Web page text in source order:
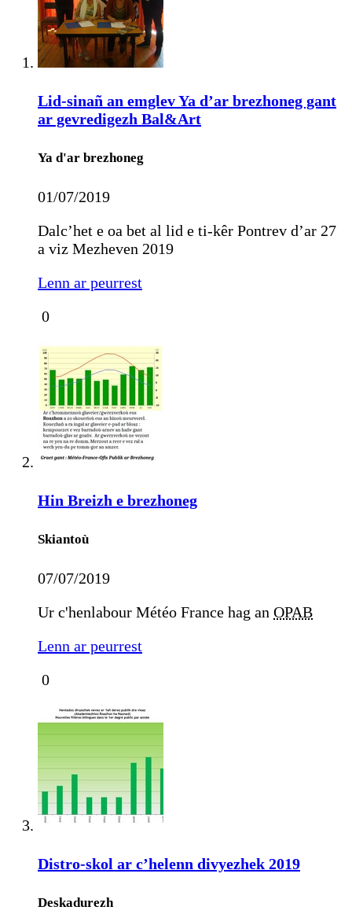
Lid-sinañ an emglev Ya d’ar brezhoneg gant
ar gevredigezh Bal&Art
Ya d'ar brezhoneg
01/07/2019
Dalc’het e oa bet al lid e ti-kêr Pontrev d’ar 27
a viz Mezheven 2019
Lenn ar peurrest
0
Hin Breizh e brezhoneg
Skiantoù
07/07/2019
Ur c'henlabour Météo France hag an OPAB
Lenn ar peurrest
0
Distro-skol ar c’helenn divyezhek 2019
Deskadurezh